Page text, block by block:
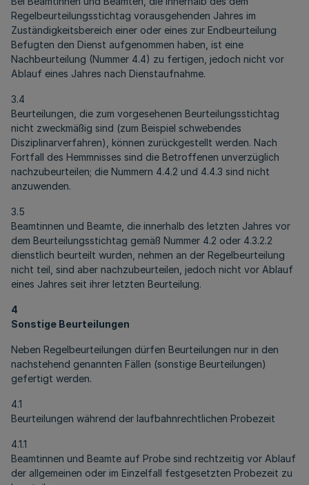
Regelbeurteilungsstichtag vorausgehenden Jahres im
Zuständigkeitsbereich einer oder eines zur Endbeurteilung
Befugten den Dienst aufgenommen haben, ist eine
Nachbeurteilung (Nummer 4.4) zu fertigen, jedoch nicht vor
Ablauf eines Jahres nach Dienstaufnahme.
3.4
Beurteilungen, die zum vorgesehenen Beurteilungsstichtag
nicht zweckmäßig sind (zum Beispiel schwebendes
Disziplinarverfahren), können zurückgestellt werden. Nach
Fortfall des Hemmnisses sind die Betroffenen unverzüglich
nachzubeurteilen; die Nummern 4.4.2 und 4.4.3 sind nicht
anzuwenden.
3.5
Beamtinnen und Beamte, die innerhalb des letzten Jahres vor
dem Beurteilungsstichtag gemäß Nummer 4.2 oder 4.3.2.2
dienstlich beurteilt wurden, nehmen an der Regelbeurteilung
nicht teil, sind aber nachzubeurteilen, jedoch nicht vor Ablauf
eines Jahres seit ihrer letzten Beurteilung.
4
Sonstige Beurteilungen
Neben Regelbeurteilungen dürfen Beurteilungen nur in den
nachstehend genannten Fällen (sonstige Beurteilungen)
gefertigt werden.
4.1
Beurteilungen während der laufbahnrechtlichen Probezeit
4.1.1
Beamtinnen und Beamte auf Probe sind rechtzeitig vor Ablauf
der allgemeinen oder im Einzelfall festgesetzten Probezeit zu